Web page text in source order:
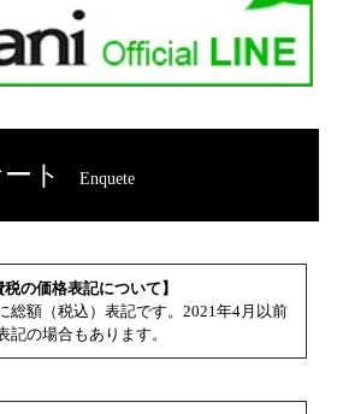
ト Enquete
税の価格表記について】
総額（税込）表記です。2021年4月以前
の場合もあります。